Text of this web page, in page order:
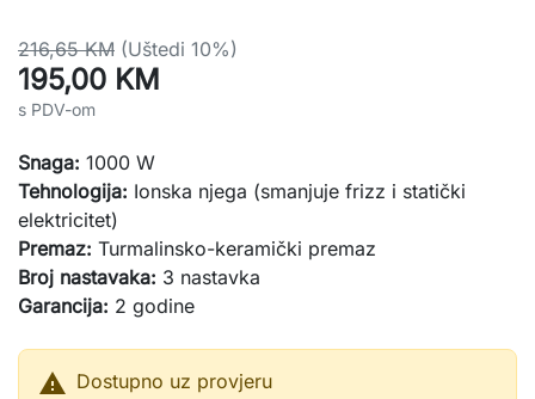
216,65 KM (Uštedi 10%)
195,00 KM
s PDV-om
Snaga: 1000 W
Tehnologija: Ionska njega (smanjuje frizz i statički
elektricitet)
Premaz: Turmalinsko-keramički premaz
Broj nastavaka: 3 nastavka
Garancija: 2 godine
 Dostupno uz provjeru